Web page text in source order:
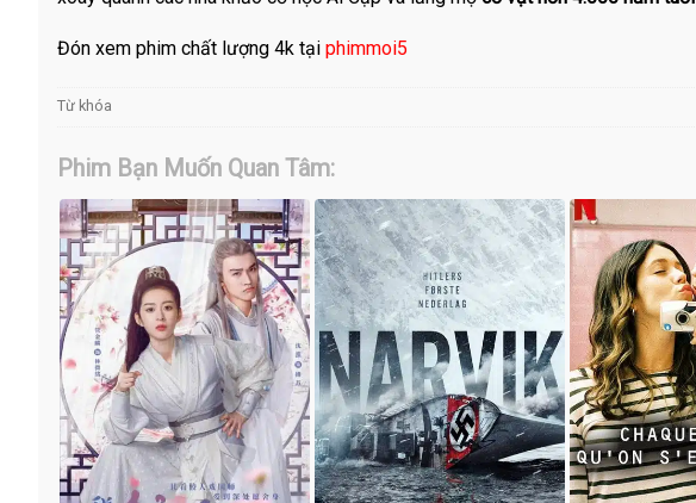
Đón xem phim chất lượng 4k tại phimmoi5
Từ khóa
Phim Bạn Muốn Quan Tâm: